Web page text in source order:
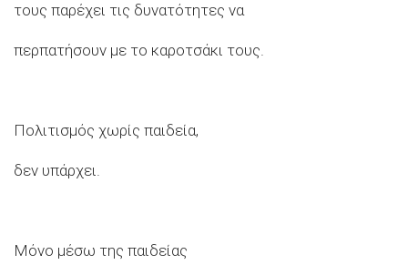
τους παρέχει τις δυνατότητες να
περπατήσουν με το καροτσάκι τους.
Πολιτισμός χωρίς παιδεία,
δεν υπάρχει.
Μόνο μέσω της παιδείας